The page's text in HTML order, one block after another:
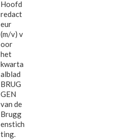
Hoofd
redact
eur
(m/v) v
oor
het
kwarta
alblad
BRUG
GEN
van de
Brugg
enstich
ting.